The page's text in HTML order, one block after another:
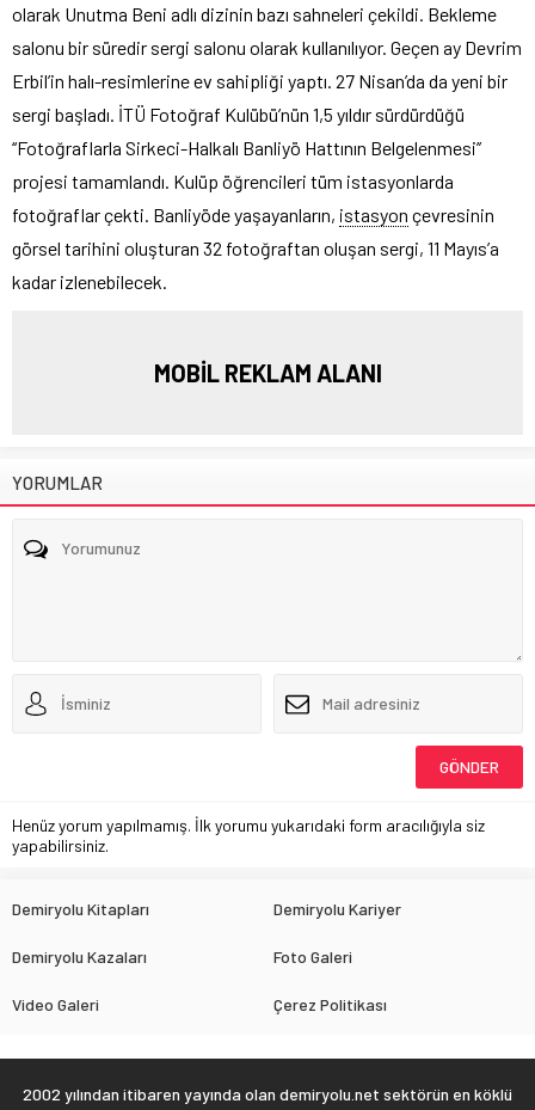
olarak Unutma Beni adlı dizinin bazı sahneleri çekildi. Bekleme
salonu bir süredir sergi salonu olarak kullanılıyor. Geçen ay Devrim
Erbil’in halı-resimlerine ev sahipliği yaptı. 27 Nisan’da da yeni bir
sergi başladı. İTÜ Fotoğraf Kulübü’nün 1,5 yıldır sürdürdüğü
‘‘Fotoğraflarla Sirkeci-Halkalı Banliyö Hattının Belgelenmesi’’
projesi tamamlandı. Kulüp öğrencileri tüm istasyonlarda
fotoğraflar çekti. Banliyöde yaşayanların, istasyon çevresinin
görsel tarihini oluşturan 32 fotoğraftan oluşan sergi, 11 Mayıs’a
kadar izlenebilecek.
MOBİL REKLAM ALANI
YORUMLAR
Henüz yorum yapılmamış. İlk yorumu yukarıdaki form aracılığıyla siz
yapabilirsiniz.
Demiryolu Kitapları Demiryolu Kariyer
Demiryolu Kazaları Foto Galeri
Video Galeri Çerez Politikası
2002 yılından itibaren yayında olan demiryolu.net sektörün en köklü